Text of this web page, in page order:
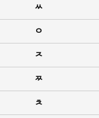
ㅆ
ㅇ
ㅈ
ㅉ
ㅊ